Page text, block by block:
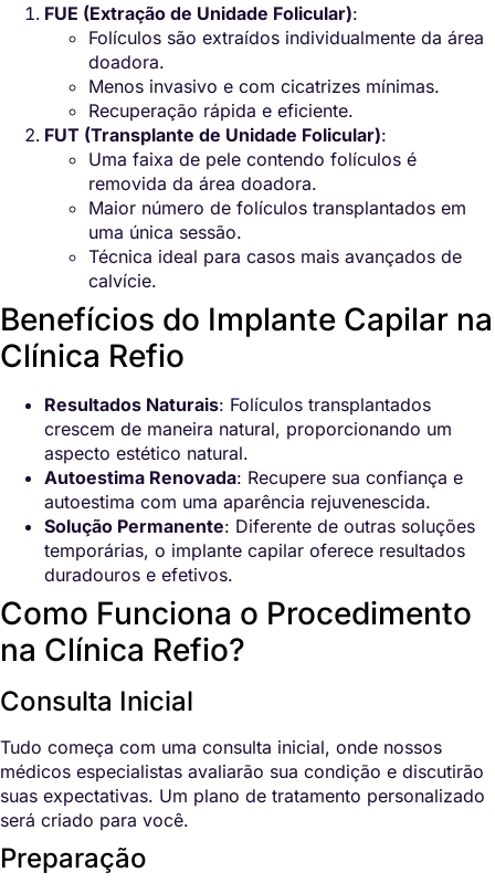
FUE (Extração de Unidade Folicular):
Folículos são extraídos individualmente da área
doadora.
Menos invasivo e com cicatrizes mínimas.
Recuperação rápida e eficiente.
FUT (Transplante de Unidade Folicular):
Uma faixa de pele contendo folículos é
removida da área doadora.
Maior número de folículos transplantados em
uma única sessão.
Técnica ideal para casos mais avançados de
calvície.
Benefícios do Implante Capilar na
Clínica Refio
Resultados Naturais: Folículos transplantados
crescem de maneira natural, proporcionando um
aspecto estético natural.
Autoestima Renovada: Recupere sua confiança e
autoestima com uma aparência rejuvenescida.
Solução Permanente: Diferente de outras soluções
temporárias, o implante capilar oferece resultados
duradouros e efetivos.
Como Funciona o Procedimento
na Clínica Refio?
Consulta Inicial
Tudo começa com uma consulta inicial, onde nossos
médicos especialistas avaliarão sua condição e discutirão
suas expectativas. Um plano de tratamento personalizado
será criado para você.
Preparação